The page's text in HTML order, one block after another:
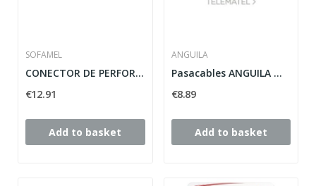
SOFAMEL
CONECTOR DE PERFORACION DE AISLAMIENTO 6KV MOD....
€12.91
Add to basket
ANGUILA
Pasacables ANGUILA MAX 4mm nylon salmón 14m
€8.89
Add to basket